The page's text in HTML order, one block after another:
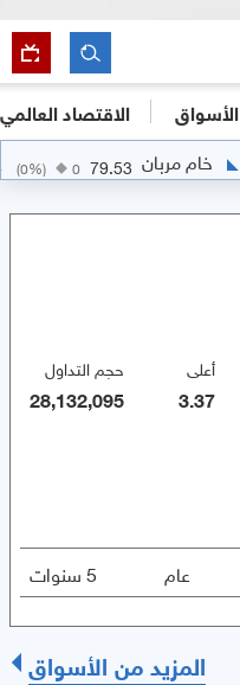
الأسواق
الاقتصاد العالمي
خام مربان 79.53
0
(0%)
أعلى
3.37
حجم التداول
28,132,095
عام 5 سنوات
المزيد من الأسواق